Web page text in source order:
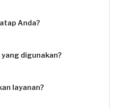
Anda?
digunakan?
layanan?